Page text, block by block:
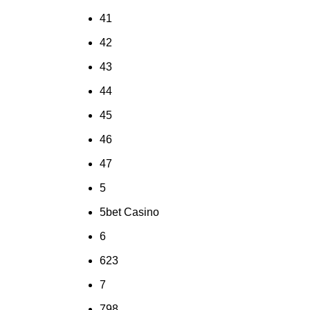
41
42
43
44
45
46
47
5
5bet Casino
6
623
7